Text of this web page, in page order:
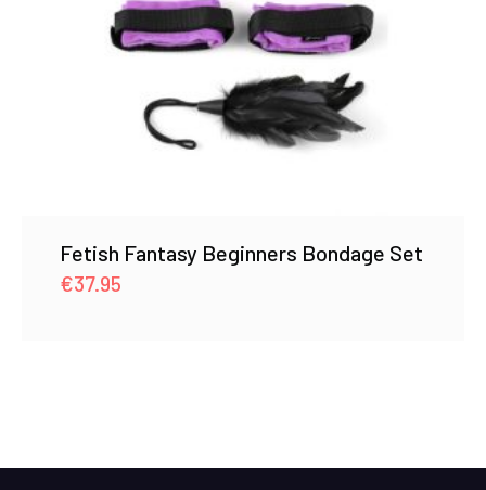
Fetish Fantasy Beginners Bondage Set
€37.95